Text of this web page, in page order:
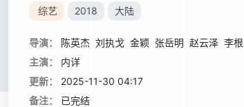
综艺 2018 大陆
导演： 陈英杰 刘执戈 金颖 张岳明 赵云泽 李根
主演：
内详
更新：
2025-11-30 04:17
备注：
已完结